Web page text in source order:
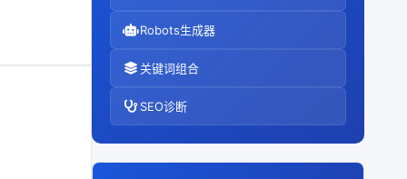
Robots生成器
关键词组合
SEO诊断